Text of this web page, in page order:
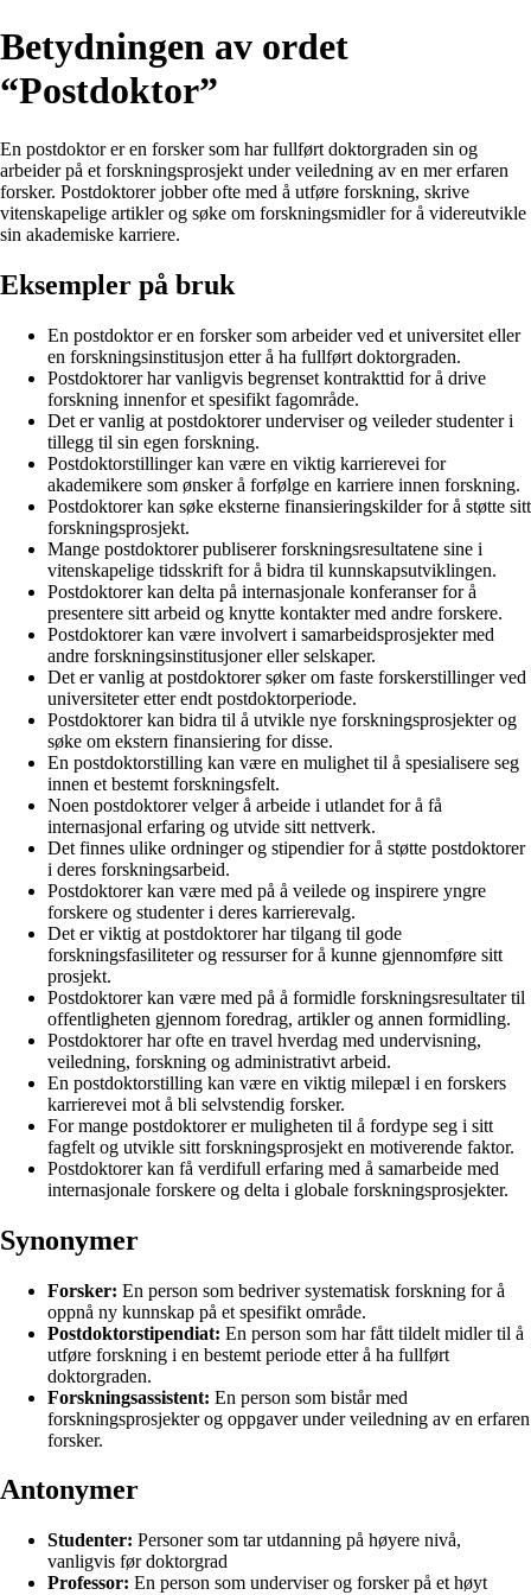
Betydningen av ordet
“Postdoktor”
En postdoktor er en forsker som har fullført doktorgraden sin og
arbeider på et forskningsprosjekt under veiledning av en mer erfaren
forsker. Postdoktorer jobber ofte med å utføre forskning, skrive
vitenskapelige artikler og søke om forskningsmidler for å videreutvikle
sin akademiske karriere.
Eksempler på bruk
En postdoktor er en forsker som arbeider ved et universitet eller
en forskningsinstitusjon etter å ha fullført doktorgraden.
Postdoktorer har vanligvis begrenset kontrakttid for å drive
forskning innenfor et spesifikt fagområde.
Det er vanlig at postdoktorer underviser og veileder studenter i
tillegg til sin egen forskning.
Postdoktorstillinger kan være en viktig karrierevei for
akademikere som ønsker å forfølge en karriere innen forskning.
Postdoktorer kan søke eksterne finansieringskilder for å støtte sitt
forskningsprosjekt.
Mange postdoktorer publiserer forskningsresultatene sine i
vitenskapelige tidsskrift for å bidra til kunnskapsutviklingen.
Postdoktorer kan delta på internasjonale konferanser for å
presentere sitt arbeid og knytte kontakter med andre forskere.
Postdoktorer kan være involvert i samarbeidsprosjekter med
andre forskningsinstitusjoner eller selskaper.
Det er vanlig at postdoktorer søker om faste forskerstillinger ved
universiteter etter endt postdoktorperiode.
Postdoktorer kan bidra til å utvikle nye forskningsprosjekter og
søke om ekstern finansiering for disse.
En postdoktorstilling kan være en mulighet til å spesialisere seg
innen et bestemt forskningsfelt.
Noen postdoktorer velger å arbeide i utlandet for å få
internasjonal erfaring og utvide sitt nettverk.
Det finnes ulike ordninger og stipendier for å støtte postdoktorer
i deres forskningsarbeid.
Postdoktorer kan være med på å veilede og inspirere yngre
forskere og studenter i deres karrierevalg.
Det er viktig at postdoktorer har tilgang til gode
forskningsfasiliteter og ressurser for å kunne gjennomføre sitt
prosjekt.
Postdoktorer kan være med på å formidle forskningsresultater til
offentligheten gjennom foredrag, artikler og annen formidling.
Postdoktorer har ofte en travel hverdag med undervisning,
veiledning, forskning og administrativt arbeid.
En postdoktorstilling kan være en viktig milepæl i en forskers
karrierevei mot å bli selvstendig forsker.
For mange postdoktorer er muligheten til å fordype seg i sitt
fagfelt og utvikle sitt forskningsprosjekt en motiverende faktor.
Postdoktorer kan få verdifull erfaring med å samarbeide med
internasjonale forskere og delta i globale forskningsprosjekter.
Synonymer
Forsker: En person som bedriver systematisk forskning for å
oppnå ny kunnskap på et spesifikt område.
Postdoktorstipendiat: En person som har fått tildelt midler til å
utføre forskning i en bestemt periode etter å ha fullført
doktorgraden.
Forskningsassistent: En person som bistår med
forskningsprosjekter og oppgaver under veiledning av en erfaren
forsker.
Antonymer
Studenter: Personer som tar utdanning på høyere nivå,
vanligvis før doktorgrad
Professor: En person som underviser og forsker på et høyt